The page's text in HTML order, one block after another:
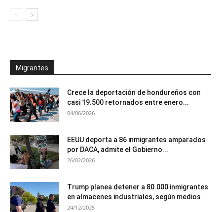
Migrantes
Crece la deportación de hondureños con
casi 19.500 retornados entre enero...
04/06/2026
EEUU deporta a 86 inmigrantes amparados
por DACA, admite el Gobierno...
26/02/2026
Trump planea detener a 80.000 inmigrantes
en almacenes industriales, según medios
24/12/2025